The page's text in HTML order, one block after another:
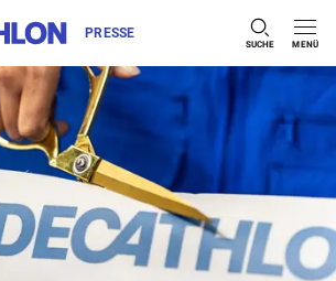
PRESSE
SUCHE MENÜ